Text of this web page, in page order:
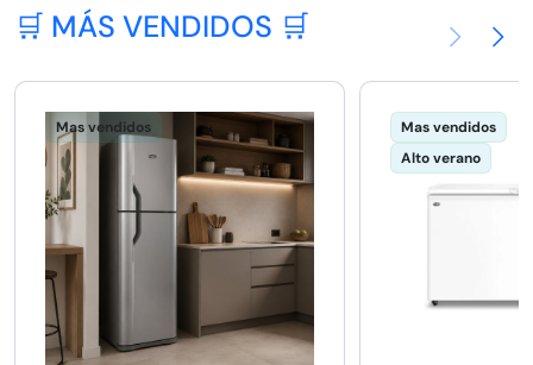
🛒 MÁS VENDIDOS 🛒
Mas vendidos
Mas vendidos
Alto verano